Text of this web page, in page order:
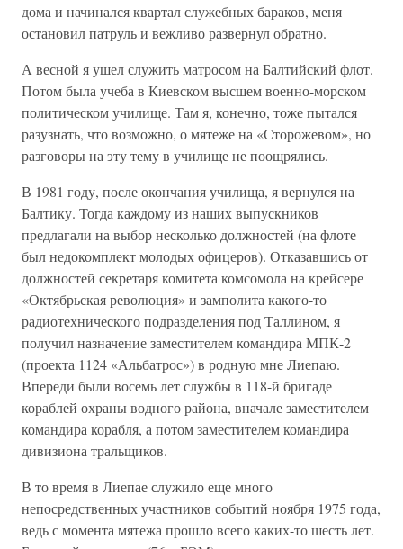
дома и начинался квартал служебных бараков, меня
остановил патруль и вежливо развернул обратно.
А весной я ушел служить матросом на Балтийский флот.
Потом была учеба в Киевском высшем военно-морском
политическом училище. Там я, конечно, тоже пытался
разузнать, что возможно, о мятеже на «Сторожевом», но
разговоры на эту тему в училище не поощрялись.
В 1981 году, после окончания училища, я вернулся на
Балтику. Тогда каждому из наших выпускников
предлагали на выбор несколько должностей (на флоте
был недокомплект молодых офицеров). Отказавшись от
должностей секретаря комитета комсомола на крейсере
«Октябрьская революция» и замполита какого-то
радиотехнического подразделения под Таллином, я
получил назначение заместителем командира МПК-2
(проекта 1124 «Альбатрос») в родную мне Лиепаю.
Впереди были восемь лет службы в 118-й бригаде
кораблей охраны водного района, вначале заместителем
командира корабля, а потом заместителем командира
дивизиона тральщиков.
В то время в Лиепае служило еще много
непосредственных участников событий ноября 1975 года,
ведь с момента мятежа прошло всего каких-то шесть лет.